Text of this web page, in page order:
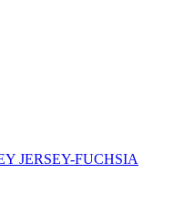
JERSEY-FUCHSIA